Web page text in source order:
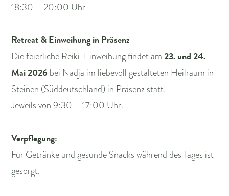
18:30 – 20:00 Uhr
Retreat & Einweihung in Präsenz
Die feierliche Reiki-Einweihung findet am 23. und 24.
Mai 2026 bei Nadja im liebevoll gestalteten Heilraum in
Steinen (Süddeutschland) in Präsenz statt.
Jeweils von 9:30 – 17:00 Uhr.
Verpflegung:
Für Getränke und gesunde Snacks während des Tages ist
gesorgt.